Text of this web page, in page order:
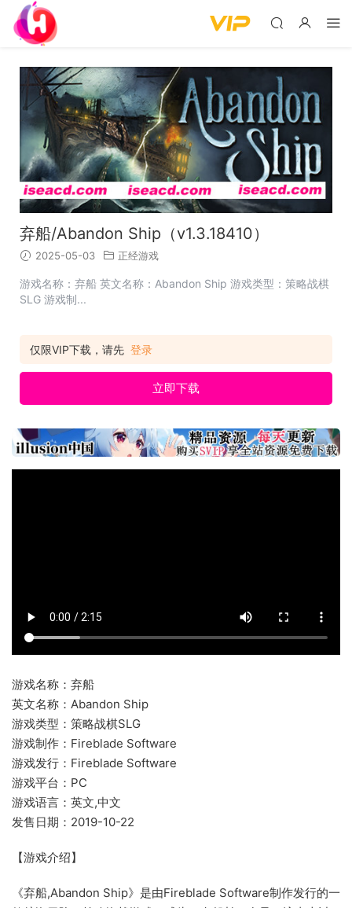
弃船/Abandon Ship（v1.3.18410）
2025-05-03 正经游戏
游戏名称：弃船 英文名称：Abandon Ship 游戏类型：策略战棋
SLG 游戏制...
仅限VIP下载，请先 登录
立即下载
游戏名称：弃船
英文名称：Abandon Ship
游戏类型：策略战棋SLG
游戏制作：Fireblade Software
游戏发行：Fireblade Software
游戏平台：PC
游戏语言：英文,中文
发售日期：2019-10-22
【游戏介绍】
《弃船,Abandon Ship》是由Fireblade Software制作发行的一